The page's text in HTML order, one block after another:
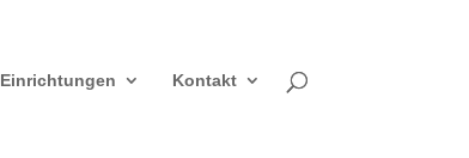
Einrichtungen Kontakt